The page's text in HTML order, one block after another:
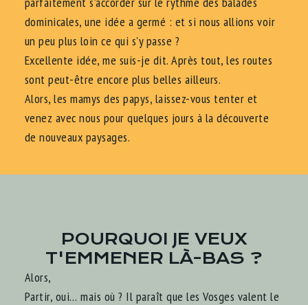
dominicales, une idée a germé : et si nous allions voir
un peu plus loin ce qui s'y passe ?
Excellente idée, me suis-je dit. Après tout, les routes
sont peut-être encore plus belles ailleurs.
Alors, les mamys des papys, laissez-vous tenter et
venez avec nous pour quelques jours à la découverte
de nouveaux paysages.
POURQUOI JE VEUX
T'EMMENER LÀ-BAS ?
Alors,
Partir, oui… mais où ? Il paraît que les Vosges valent le